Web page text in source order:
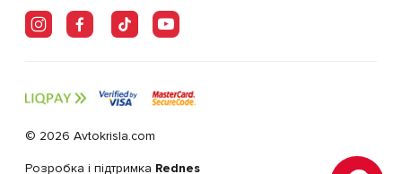
© 2026 Avtokrisla.com
Розробка і підтримка Rednes